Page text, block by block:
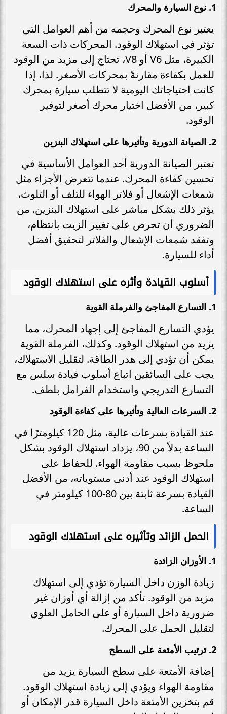
1. نوع السيارة والمحرك
يعتبر نوع المحرك وحجمه من أهم العوامل التي
تؤثر في استهلاك الوقود. المحركات ذات السعة
الكبيرة، مثل V6 أو V8، تحتاج إلى مزيد من الوقود
للعمل بكفاءة مقارنةً بمحركات الأصغر. لذا، إذا
كانت احتياجاتك اليومية لا تتطلب سيارة بمحرك
كبير، من الأفضل اختيار محرك أصغر لتوفير
الوقود.
2. الصيانة الدورية وتأثيرها على استهلاك البنزين
تعتبر الصيانة الدورية أحد العوامل الأساسية في
تحسين كفاءة المحرك. عندما تتعرض الأجزاء مثل
شمعات الإشعال أو فلاتر الهواء للتلف أو التلوث،
يؤثر ذلك بشكل مباشر على استهلاك البنزين. من
الضروري أن تحرص على تغيير الزيت بانتظام،
وتفقد شمعات الإشعال والفلاتر لتحقيق أفضل
أداء للسيارة.
أسلوب القيادة وأثره على استهلاك الوقود
1. التسارع المفاجئ والفرملة القوية
يؤدي التسارع المفاجئ إلى إجهاد المحرك، مما
يزيد من استهلاك الوقود. وكذلك، الفرملة القوية
يمكن أن تؤدي إلى هدر الطاقة. لتقليل الاستهلاك،
يجب على السائقين اتباع أسلوب قيادة سلس مع
التسارع التدريجي واستخدام الفرامل بلطف.
2. السرعات العالية وتأثيرها على كفاءة الوقود
عند القيادة بسرعات عالية، مثل 120 كيلومترًا في
الساعة بدلاً من 90، يزداد استهلاك الوقود بشكل
ملحوظ بسبب مقاومة الهواء. للحفاظ على
استهلاك الوقود عند أدنى مستوياته، من الأفضل
القيادة بسرعة ثابتة بين 80-100 كيلومتر في
الساعة.
الحمل الزائد وتأثيره على استهلاك الوقود
1. الأوزان الزائدة
زيادة الوزن داخل السيارة تؤدي إلى استهلاك
مزيد من الوقود. تأكد من إزالة أي أوزان غير
ضرورية داخل السيارة أو على الحامل العلوي
لتقليل الحمل على المحرك.
2. ترتيب الأمتعة على السطح
إضافة الأمتعة على سطح السيارة يزيد من
مقاومة الهواء ويؤدي إلى زيادة استهلاك الوقود.
قم بتخزين الأمتعة داخل السيارة قدر الإمكان أو